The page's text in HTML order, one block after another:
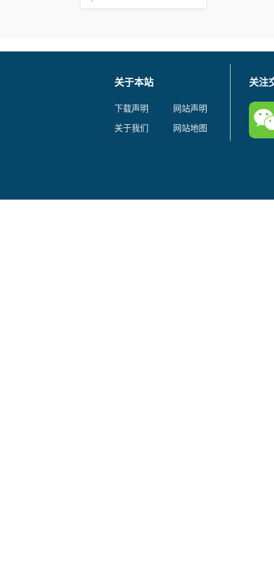
关于本站
下载声明
网站声明
关于我们
网站地图
关注